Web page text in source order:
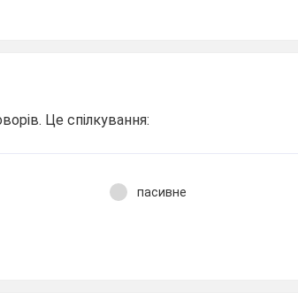
Це спілкування:
пасивне